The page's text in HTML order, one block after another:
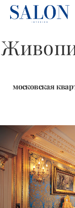
московская